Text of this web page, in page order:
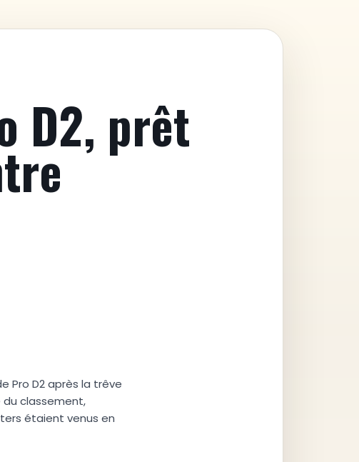
D2, prêt
Pro D2 après la trêve
du classement,
étaient venus en